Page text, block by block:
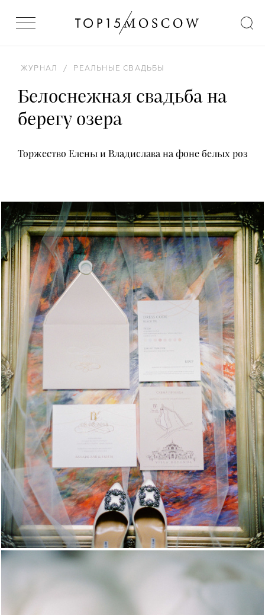
ЖУРНАЛ / РЕАЛЬНЫЕ СВАДЬБЫ
Белоснежная свадьба на
берегу озера
Торжество Елены и Владислава на фоне белых роз